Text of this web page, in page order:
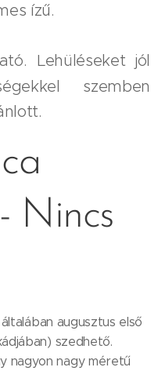
ízű.
Lehüléseket jól
szemben
Nincs
augusztus első
szedhető.
nagyon nagy méretű